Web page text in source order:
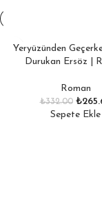
Yeryüzünden
Durukan Ersöz |
Roman
₺332.00 ₺
Sepete Ekle